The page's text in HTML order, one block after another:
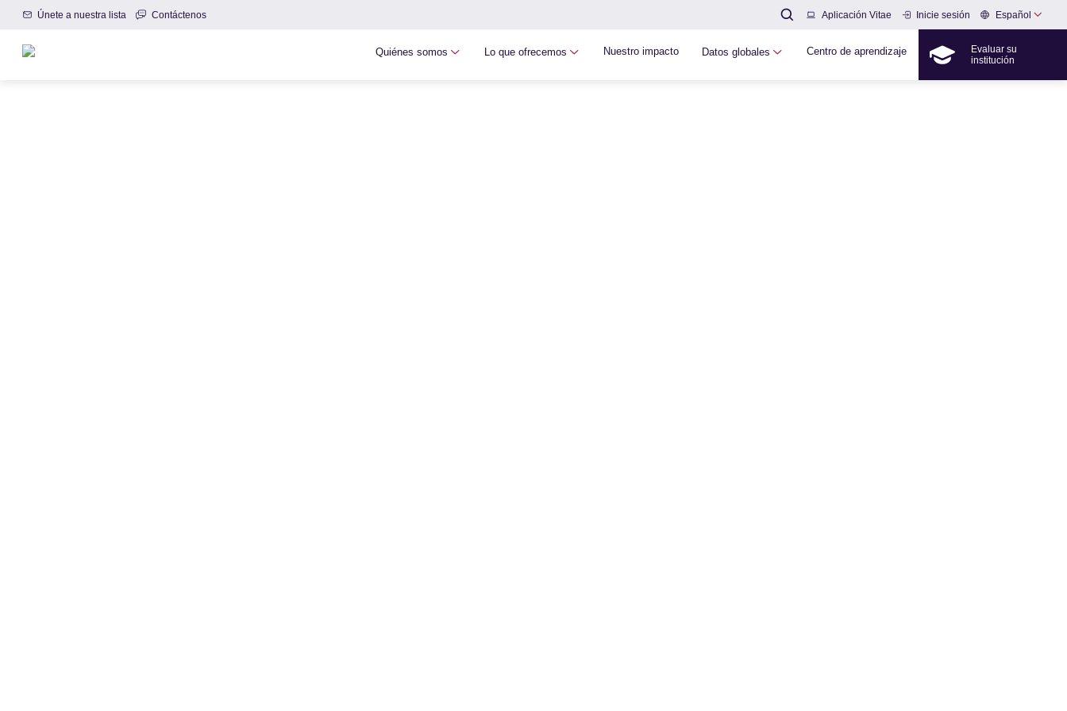
Únete a nuestra lista Contáctenos Aplicación Vitae Inicie sesión Español
Quiénes somos Lo que ofrecemos Nuestro impacto Datos globales Centro de aprendizaje
Evaluar su
institución